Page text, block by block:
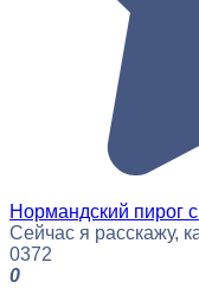
Нормандский пирог
Сейчас я расскажу,
0372
0